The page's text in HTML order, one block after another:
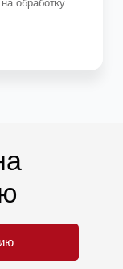
обработку